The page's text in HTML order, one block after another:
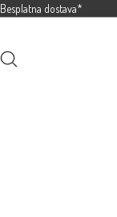
Besplatna dostava*